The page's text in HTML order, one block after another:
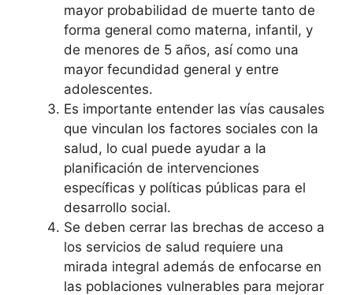
mayor probabilidad de muerte tanto de
forma general como materna, infantil, y
de menores de 5 años, así como una
mayor fecundidad general y entre
adolescentes.
Es importante entender las vías causales
que vinculan los factores sociales con la
salud, lo cual puede ayudar a la
planificación de intervenciones
específicas y políticas públicas para el
desarrollo social.
Se deben cerrar las brechas de acceso a
los servicios de salud requiere una
mirada integral además de enfocarse en
las poblaciones vulnerables para mejorar